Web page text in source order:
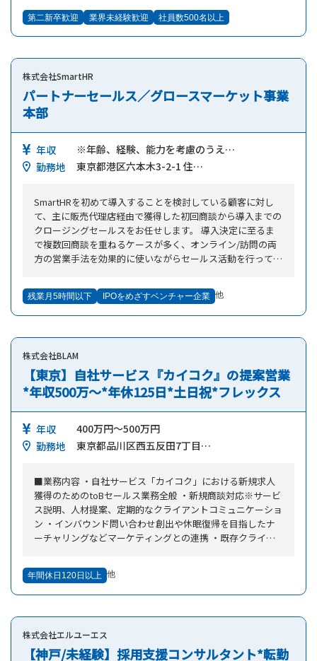
の集客力を誇る当社。そのため、つらい飛び込み営業やテレ
アポ業務の一切ない100%反響営業を実現しています。お客
様一人ひとりの接客に専念できることから、成果にもつなが
を学びます。また、実際の査定時も、お品物の画像を送信す
ればリアルタイムで鑑定専門チームがフォローするので未経
験でも安心です。 【初年度から年収600万円以上、月収50万
円以上の未経験者が多数在籍！】 買取実績に応じて支給さ
れる高額インセンティブは公平な評価基準として大人気。イ
ンセンティブは月締めで毎月基本給に上乗せされるので未経
験スタートで初年度から年収600万円以上、初月から月収50
準備をして開店します。 ■13～14時 お昼休憩。お客様対
応の合間に休憩をとります。 ■14時～ お客様対応。営業
や販売接客などで培ったコミュニケーション力を活かしお客
様と仲良くなれれば、成約率が格段にUPします！ ■17時
～ 接客の合間に売上分析・本社への報告を行います。 ■1
第二新卒歓迎 業界未経験歓迎 社員数500名以上
株式会社SmartHR
パートナーセールス／グロースマーケット事業
本部
年収
※年齢、経験、能力を考慮のうえ…
勤務地
東京都港区六本木3-2-1 住…
SmartHRを初めて導入することを検討している顧客に対し
て、主に販売代理店経由で獲得した初回商談から導入までの
クロージングセールスをお任せします。 導入決定に至るま
で複数回商談を重ねるケースが多く、オンライン/訪問の両
方の営業手法を効果的に使いながらセールス活動を行ってい
顧客は「初めてのSaaS導入」として検討されていることも
多く、DX化に向けた“第一歩”を支援する大きな役割にチャ
レンジできます。 ※配属先の組織について SmartHRのビジ
れます。 グロースマーケット事業本部は、500名以下の企業
と向き合う組織です。 グロースマーケット事業本部内のセ
ールス本部はフィールドセールス/カスタマーセールス/パー
トナーセールスの3ポジションが所属しています。互いに連
携しながらセールスの勝ち筋を見つけ横展開するなど、協業
しながら仕事をしています。 ＜参考資料＞ 「勝ち筋はみん
なでつくる」SmartHRグロースマーケット事業本部のセール
残業月5時間以下 IPOをめざすベンチャー企業 他
株式会社BLAM
【東京】自社サービス『カイコク』の提案営業
*年収500万～*年休125日*土日祝*フレックス
年収
400万円～500万円
勤務地
東京都品川区西五反田7丁目…
■業務内容 ・自社サービス「カイコク」における新規求人
獲得のためのtoBセールス業務全般 ・新規商談対応※サービ
ス説明、人材提案、定期的なクライアントコミュニケーショ
ン ・インバウンド問い合わせ創出や休眠復帰を目指したナ
ーチャリングなどマーケティングとの連携 ・既存クライア
インサイドセールス業務 ・セールスフローやスクリプト改
善 ・部長補佐(メンバーマネジメント、サービス改善など)
年間休日120日以上 他
株式会社エルユーエス
【神戸/未経験】採用支援コンサルタント*転勤